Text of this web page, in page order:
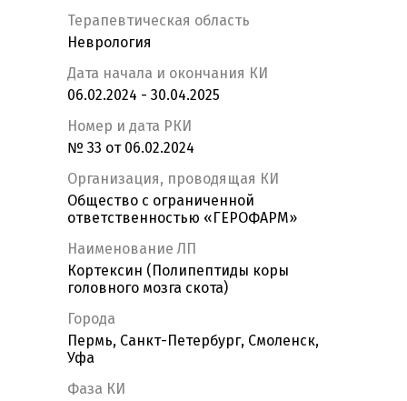
Терапевтическая область
Неврология
Дата начала и окончания КИ
06.02.2024 - 30.04.2025
Номер и дата РКИ
№ 33 от 06.02.2024
Организация, проводящая КИ
Общество с ограниченной
ответственностью «ГЕРОФАРМ»
Наименование ЛП
Кортексин (Полипептиды коры
головного мозга скота)
Города
Пермь, Санкт-Петербург, Смоленск,
Уфа
Фаза КИ